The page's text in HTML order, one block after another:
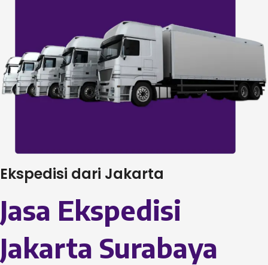
Ekspedisi dari Jakarta
Jasa Ekspedisi
Jakarta Surabaya